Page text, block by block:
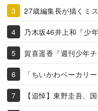
27歳編集長が描くミ
乃木坂46井上和『少
賀喜遥香『週刊少年
「ちいかわベーカリ
【追悼】東野圭吾、